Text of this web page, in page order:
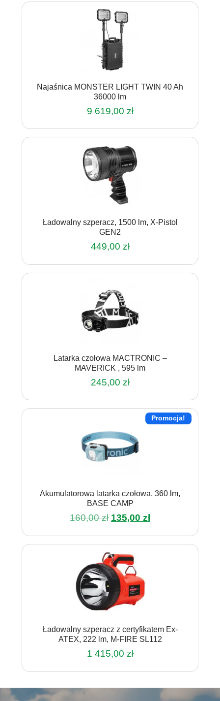
Najaśnica MONSTER LIGHT TWIN 40 Ah
36000 lm
9 619,00 zł
Ładowalny szperacz, 1500 lm, X-Pistol
GEN2
449,00 zł
Latarka czołowa MACTRONIC –
MAVERICK , 595 lm
245,00 zł
Promocja!
Akumulatorowa latarka czołowa, 360 lm,
BASE CAMP
160,00zł Pierwotna
wynosiła:
135,00 złAktualna
wynosi:
Ładowalny szperacz z certyfikatem Ex-
ATEX, 222 lm, M-FIRE SL112
1 415,00 zł